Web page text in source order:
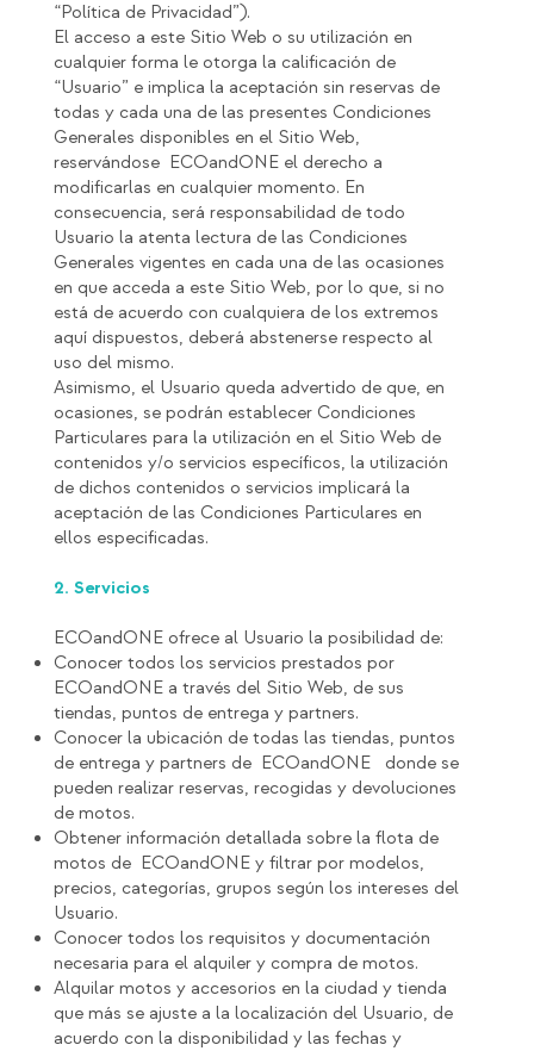
“Política de Privacidad”).
El acceso a este Sitio Web o su utilización en
cualquier forma le otorga la calificación de
“Usuario” e implica la aceptación sin reservas de
todas y cada una de las presentes Condiciones
Generales disponibles en el Sitio Web,
reservándose ECOandONE el derecho a
modificarlas en cualquier momento. En
consecuencia, será responsabilidad de todo
Usuario la atenta lectura de las Condiciones
Generales vigentes en cada una de las ocasiones
en que acceda a este Sitio Web, por lo que, si no
está de acuerdo con cualquiera de los extremos
aquí dispuestos, deberá abstenerse respecto al
uso del mismo.
Asimismo, el Usuario queda advertido de que, en
ocasiones, se podrán establecer Condiciones
Particulares para la utilización en el Sitio Web de
contenidos y/o servicios específicos, la utilización
de dichos contenidos o servicios implicará la
aceptación de las Condiciones Particulares en
ellos especificadas.
2. Servicios
ECOandONE ofrece al Usuario la posibilidad de:
Conocer todos los servicios prestados por
ECOandONE a través del Sitio Web, de sus
tiendas, puntos de entrega y partners.
Conocer la ubicación de todas las tiendas, puntos
de entrega y partners de ECOandONE donde se
pueden realizar reservas, recogidas y devoluciones
de motos.
Obtener información detallada sobre la flota de
motos de ECOandONE y filtrar por modelos,
precios, categorías, grupos según los intereses del
Usuario.
Conocer todos los requisitos y documentación
necesaria para el alquiler y compra de motos.
Alquilar motos y accesorios en la ciudad y tienda
que más se ajuste a la localización del Usuario, de
acuerdo con la disponibilidad y las fechas y